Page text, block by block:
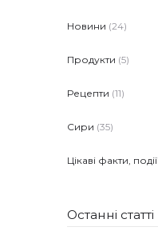
Новини (24)
Продукти (5)
Рецепти (11)
Сири (35)
Цікаві факти, події
Останні статті